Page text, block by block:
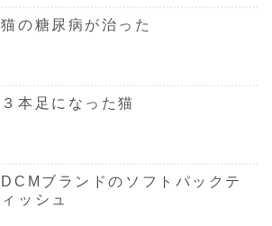
猫の糖尿病が治った
３本足になった猫
DCMブランドのソフトパックテ
ィッシュ